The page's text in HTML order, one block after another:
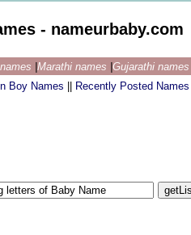
- nameurbaby.com
Marathi names Gujarathi names
Boy Names Recently Posted Names